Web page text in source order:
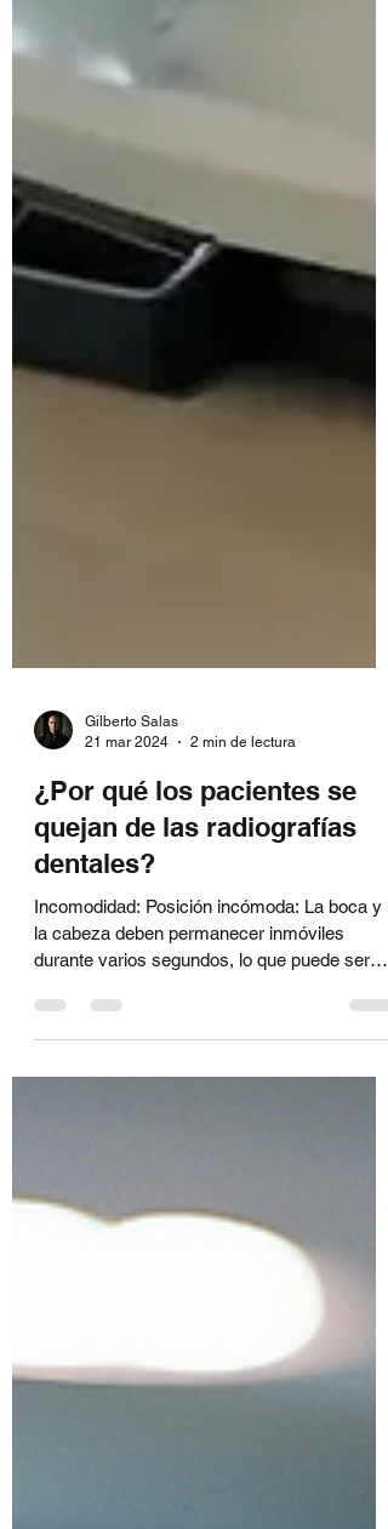
21 mar 2024
2 min de lectura
¿Por qué los pacientes se
quejan de las radiografías
dentales?
Incomodidad: Posición incómoda: La boca y
durante varios segundos, lo que puede ser
incómodo para...